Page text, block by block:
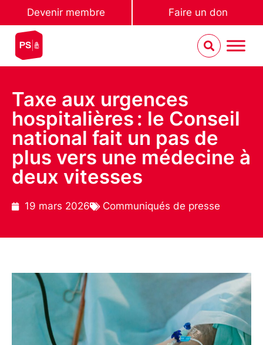
Devenir membre Faire un don
Taxe aux urgences
hospitalières : le Conseil
national fait un pas de
plus vers une médecine à
deux vitesses
19 mars 2026 Communiqués de presse